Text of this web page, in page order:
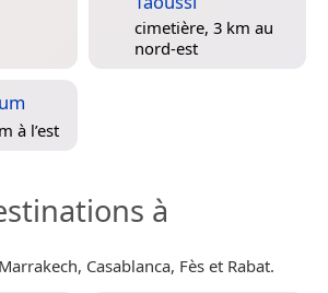
cimetière, 3 km au
nord-est
à l’est
à
Casablanca, Fès et Rabat.